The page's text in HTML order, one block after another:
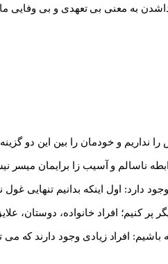
به معنی بی تعهدی و بی وفایی
و خودمان را بین این دو گزینه
ناسالم و آسیب زا برایمان میسر
دارد: اول اینکه بدانیم تنهایی
پر کنیم؛ افراد خانواده، دوستان،
باشیم: افراد زیادی وجود دارند که